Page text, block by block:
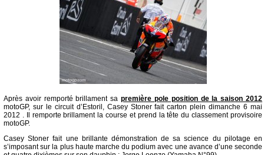
Après avoir remporté brillament sapremière pole position de la saison 2012
motoGP, sur le circuit d’Estoril, Casey Stoner fait carton plein dimanche 6 mai
2012 . Il remporte brillament la course et prend la tête du classement provisoire
motoGP.
Casey Stoner fait une brillante démonstration de sa science du pilotage en
s’imposant sur la plus haute marche du podium avec une avance d’une seconde